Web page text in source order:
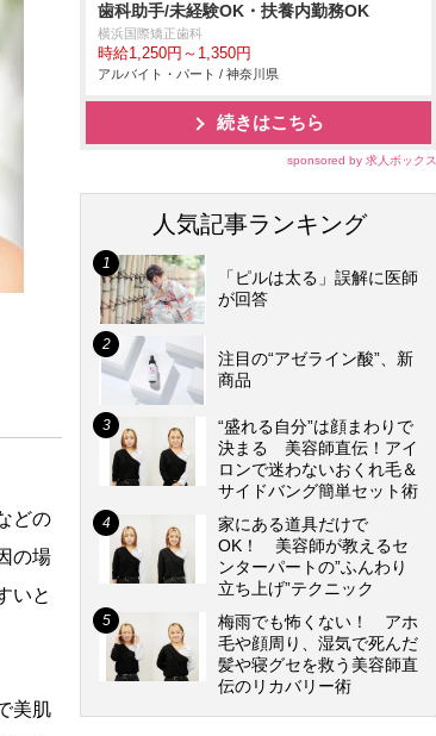
どの
の場
いと
美肌
歯科助手/未経験OK・扶養内勤務OK
横浜国際矯正歯科
時給1,250円～1,350円
アルバイト・パート / 神奈川県
続きはこちら
sponsored by 求人ボックス
人気記事ランキング
「ピルは太る」誤解に医師
が回答
注目の“アゼライン酸”、新
商品
“盛れる自分”は顔まわりで
決まる 美容師直伝！アイ
ロンで迷わないおくれ毛＆
サイドバング簡単セット術
家にある道具だけで
OK！ 美容師が教えるセ
ンターパートの”ふんわり
立ち上げ”テクニック
梅雨でも怖くない！ アホ
毛や顔周り、湿気で死んだ
髪や寝グセを救う美容師直
伝のリカバリー術